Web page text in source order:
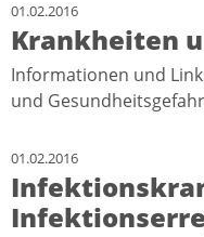
01.02.2016
Krankheiten
Informationen und
und
01.02.2016